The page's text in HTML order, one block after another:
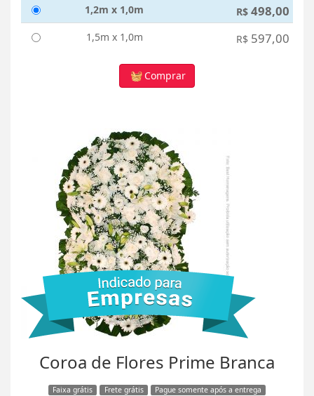
1,2m x 1,0m R$ 498,00
1,5m x 1,0m R$ 597,00
Comprar
Coroa de Flores Prime Branca
Faixa grátis Frete grátis Pague somente após a entrega